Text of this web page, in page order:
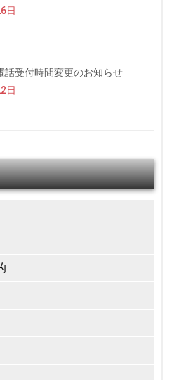
日
受付時間変更のお知らせ
日